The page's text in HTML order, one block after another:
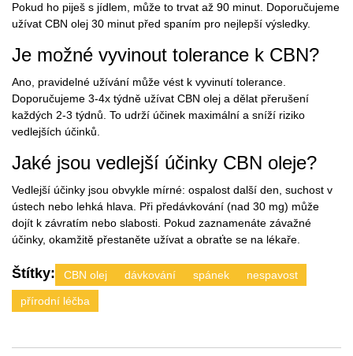
Pokud ho piješ s jídlem, může to trvat až 90 minut. Doporučujeme
užívat CBN olej 30 minut před spaním pro nejlepší výsledky.
Je možné vyvinout tolerance k CBN?
Ano, pravidelné užívání může vést k vyvinutí tolerance.
Doporučujeme 3-4x týdně užívat CBN olej a dělat přerušení
každých 2-3 týdnů. To udrží účinek maximální a sníží riziko
vedlejších účinků.
Jaké jsou vedlejší účinky CBN oleje?
Vedlejší účinky jsou obvykle mírné: ospalost další den, suchost v
ústech nebo lehká hlava. Při předávkování (nad 30 mg) může
dojít k závratím nebo slabosti. Pokud zaznamenáte závažné
účinky, okamžitě přestaněte užívat a obraťte se na lékaře.
Štítky: CBN olej dávkování spánek nespavost
přírodní léčba